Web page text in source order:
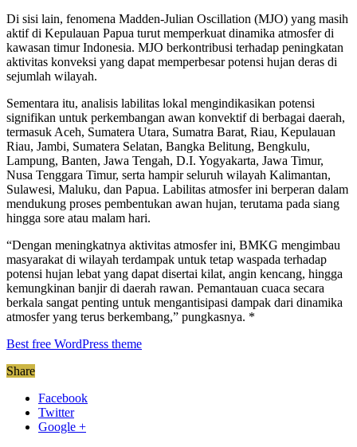
Di sisi lain, fenomena Madden-Julian Oscillation (MJO) yang masih
aktif di Kepulauan Papua turut memperkuat dinamika atmosfer di
kawasan timur Indonesia. MJO berkontribusi terhadap peningkatan
aktivitas konveksi yang dapat memperbesar potensi hujan deras di
sejumlah wilayah.
Sementara itu, analisis labilitas lokal mengindikasikan potensi
signifikan untuk perkembangan awan konvektif di berbagai daerah,
termasuk Aceh, Sumatera Utara, Sumatra Barat, Riau, Kepulauan
Riau, Jambi, Sumatera Selatan, Bangka Belitung, Bengkulu,
Lampung, Banten, Jawa Tengah, D.I. Yogyakarta, Jawa Timur,
Nusa Tenggara Timur, serta hampir seluruh wilayah Kalimantan,
Sulawesi, Maluku, dan Papua. Labilitas atmosfer ini berperan dalam
mendukung proses pembentukan awan hujan, terutama pada siang
hingga sore atau malam hari.
“Dengan meningkatnya aktivitas atmosfer ini, BMKG mengimbau
masyarakat di wilayah terdampak untuk tetap waspada terhadap
potensi hujan lebat yang dapat disertai kilat, angin kencang, hingga
kemungkinan banjir di daerah rawan. Pemantauan cuaca secara
berkala sangat penting untuk mengantisipasi dampak dari dinamika
atmosfer yang terus berkembang,” pungkasnya. *
Best free WordPress theme
Share
Facebook
Twitter
Google +